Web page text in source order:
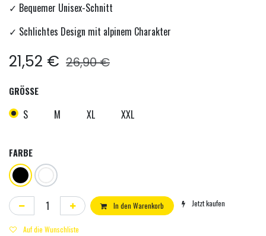
✓ Bequemer Unisex-Schnitt
✓ Schlichtes Design mit alpinem Charakter
21,52 € 26,90€
GRÖSSE
S M XL XXL
FARBE
In den Warenkorb Jetzt kaufen
Auf die Wunschliste